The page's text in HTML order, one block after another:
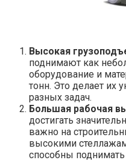
Высокая
поднимают как
оборудование и
тонн. Это делает их
разных задач.
Большая рабочая
достигать
важно на
высокими
способны